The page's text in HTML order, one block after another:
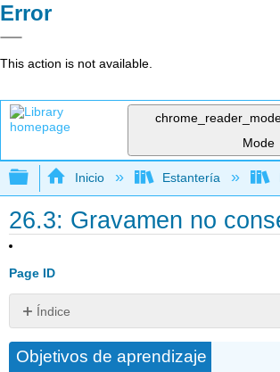
Error
This action is not available.
Mode
Expandir/contraer jerarquía
Inicio Estantería
26.3: Gravamen no
Page ID
Índice
decretados
Objetivos de aprendizaje